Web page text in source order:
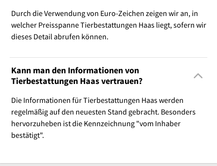
Durch die Verwendung von Euro-Zeichen zeigen wir an, in
welcher Preisspanne Tierbestattungen Haas liegt, sofern wir
dieses Detail abrufen können.
Kann man den Informationen von
Tierbestattungen Haas vertrauen?
Die Informationen für Tierbestattungen Haas werden
regelmäßig auf den neuesten Stand gebracht. Besonders
hervorzuheben ist die Kennzeichnung "vom Inhaber
bestätigt".